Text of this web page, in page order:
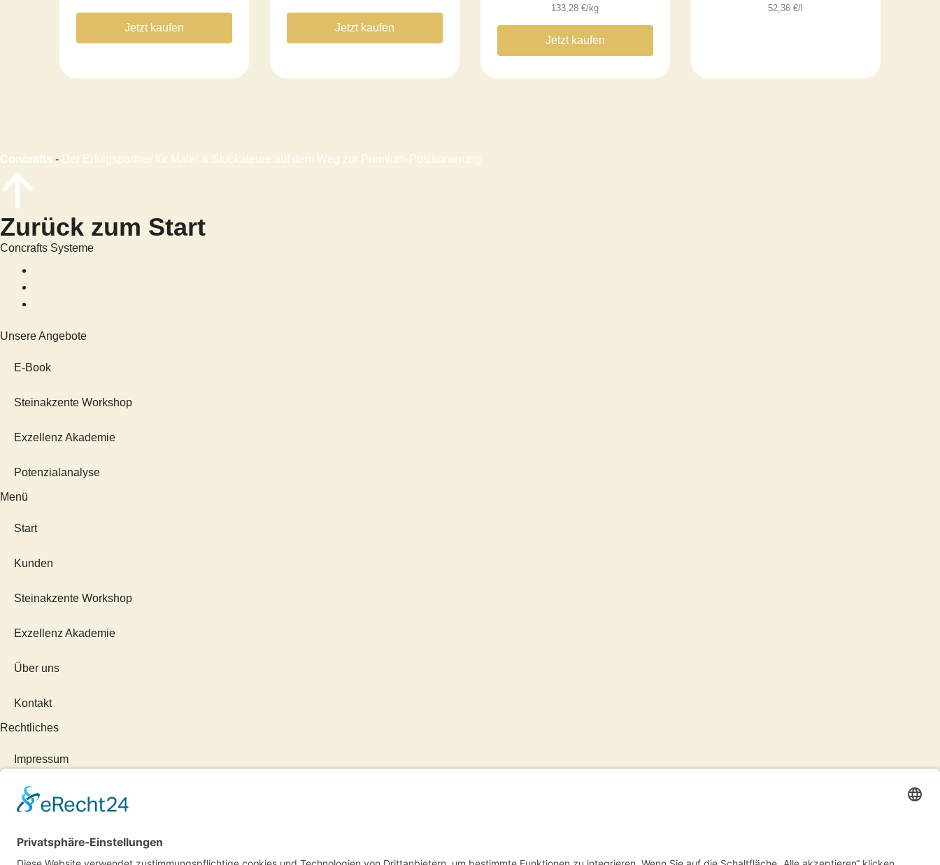
Jetzt kaufen Jetzt kaufen
133,28€/kg
Jetzt kaufen
52,36€/l
Concrafts - Der Erfolgspartner für Maler & Stuckateure auf dem Weg zur Premium-Positionierung
Zurück zum Start
Concrafts Systeme
Unsere Angebote
E-Book
Steinakzente Workshop
Exzellenz Akademie
Potenzialanalyse
Menü
Start
Kunden
Steinakzente Workshop
Exzellenz Akademie
Über uns
Kontakt
Rechtliches
Impressum
Vertrag widerrufen